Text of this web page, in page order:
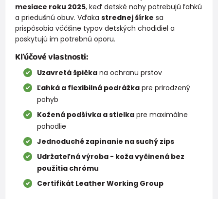
mesiace roku 2025, keď detské nohy potrebujú ľahkú
a priedušnú obuv. Vďaka strednej šírke sa
prispôsobia väčšine typov detských chodidiel a
poskytujú im potrebnú oporu.
Kľúčové vlastnosti:
Uzavretá špička na ochranu prstov
Ľahká a flexibilná podrážka pre prirodzený
pohyb
Kožená podšívka a stielka pre maximálne
pohodlie
Jednoduché zapínanie na suchý zips
Udržateľná výroba - koža vyčinená bez
použitia chrómu
Certifikát Leather Working Group